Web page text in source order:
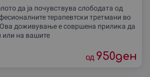
да ја почувствува слободата од
терапевтски третмани во
доживување е совршена прилика да
или на вашите
од 950ден